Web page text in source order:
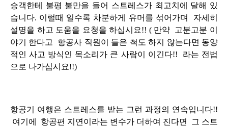
승객한테 불평 불만을 들어 스트레스가 최고치에 달해 있
습니다. 이럴때 일수록 차분하게 유머를 섞어가며 자세히
설명을 하고 도움을 요청을 하십시요!! ( 만약 고분고분 이
야기 한다고 항공사 직원이 들은 척도 하지 않는다면 동양
적인 사고 방식인 목소리가 큰 사람이 이긴다!! 라는 전법
으로 나가십시요!!)
항공기 여행은 스트레스를 받는 그런 과정의 연속입니다!!
여기에 항공편 지연이라는 변수가 더하여 진다면 그 스트